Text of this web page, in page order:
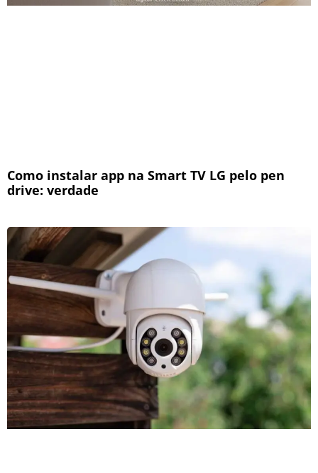
Como instalar app na Smart TV LG pelo pen
drive: verdade